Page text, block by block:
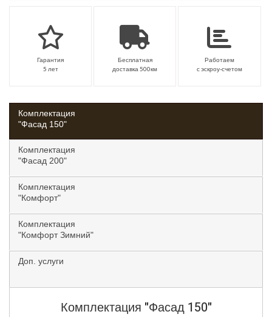
Гарантия
5 лет
Бесплатная
доставка 500км
Работаем
с эскроу-счетом
Комплектация
"Фасад 150"
Комплектация
"Фасад 200"
Комплектация
"Комфорт"
Комплектация
"Комфорт Зимний"
Доп. услуги
Комплектация "Фасад 150"